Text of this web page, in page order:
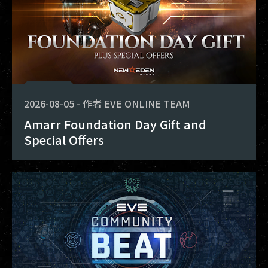
2026-08-05 - 作者 EVE ONLINE TEAM
Amarr Foundation Day Gift and
Special Offers